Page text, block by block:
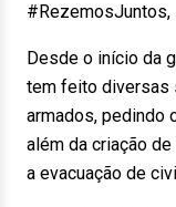
Desde o início da
tem feito diversas
armados, pedindo
além da criação
a evacuação de